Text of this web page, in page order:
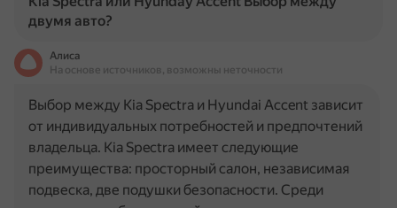
двумя авто?
Алиса
На основе источников, возможны неточности
Выбор между Kia Spectra и Hyundai Accent зависит
от индивидуальных потребностей и предпочтений
владельца. Kia Spectra имеет следующие
преимущества: просторный салон, независимая
подвеска, две подушки безопасности. Среди